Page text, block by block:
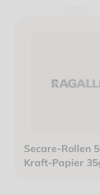
Secare-Rollen
Kraft-Papier